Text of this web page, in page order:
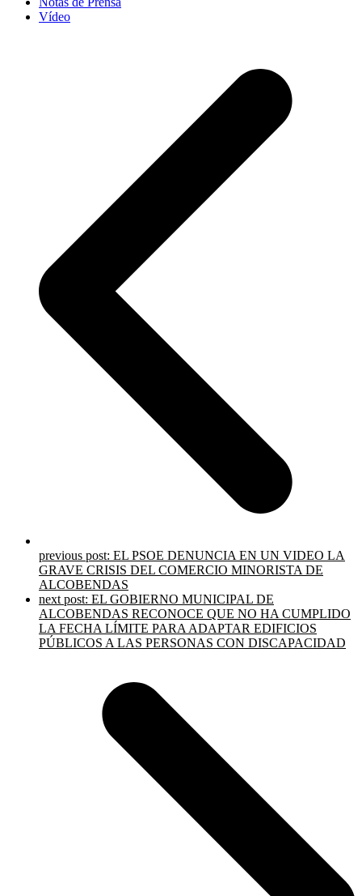
Vídeo
previous post: EL PSOE DENUNCIA EN UN VIDEO LA
GRAVE CRISIS DEL COMERCIO MINORISTA DE
ALCOBENDAS
next post: EL GOBIERNO MUNICIPAL DE
ALCOBENDAS RECONOCE QUE NO HA CUMPLIDO
LA FECHA LÍMITE PARA ADAPTAR EDIFICIOS
PÚBLICOS A LAS PERSONAS CON DISCAPACIDAD